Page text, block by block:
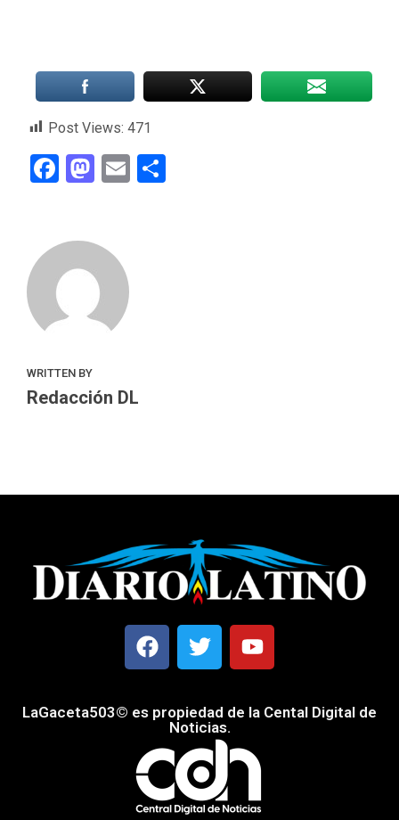
Post Views: 471
Facebook
Mastodon
Email
WRITTEN BY
Redacción DL
LaGaceta503© es propiedad de la Cental Digital de
Noticias.